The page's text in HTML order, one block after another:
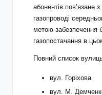
абонентів пов’язане
газопроводі
метою забезпечення
газопостачання в
Повний список
вул. Горіхова
вул. М.